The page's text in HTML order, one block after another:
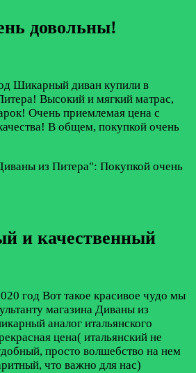
довольны!
Шикарный диван купили в
Высокий и мягкий матрас,
Очень приемлемая цена с
В общем, покупкой очень
и качественный
год Вот такое красивое чудо мы
магазина Диваны из
аналог итальянского
цена( итальянский не
просто волшебство на нем
что важно для нас)